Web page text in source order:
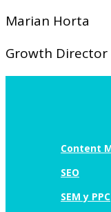
Marian Horta
Growth
Content
SEO
SEM y PPC